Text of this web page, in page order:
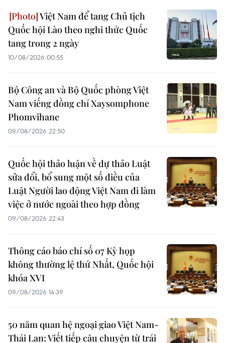
Việt Nam để tang Chủ tịch
Quốc hội Lào theo nghi thức Quốc
tang trong 2 ngày
10/08/2026 00:55
Bộ Công an và Bộ Quốc phòng Việt
Nam viếng đồng chí Xaysomphone
Phomvihane
09/08/2026 22:50
Quốc hội thảo luận về dự thảo Luật
sửa đổi, bổ sung một số điều của
Luật Người lao động Việt Nam đi làm
việc ở nước ngoài theo hợp đồng
09/08/2026 22:43
Thông cáo báo chí số 07 Kỳ họp
không thường lệ thứ Nhất, Quốc hội
khóa XVI
09/08/2026 14:39
50 năm quan hệ ngoại giao Việt Nam-
Thái Lan: Viết tiếp câu chuyện từ trái